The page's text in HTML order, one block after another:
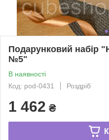
Подарунковий набір
№5"
В наявності
Код: pod-0431
Роздріб
1 462 ₴